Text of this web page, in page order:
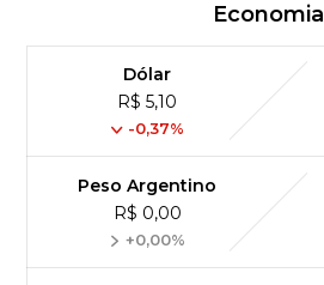
Economia
Dólar
R$ 5,10
-0,37%
Peso Argentino
R$ 0,00
+0,00%